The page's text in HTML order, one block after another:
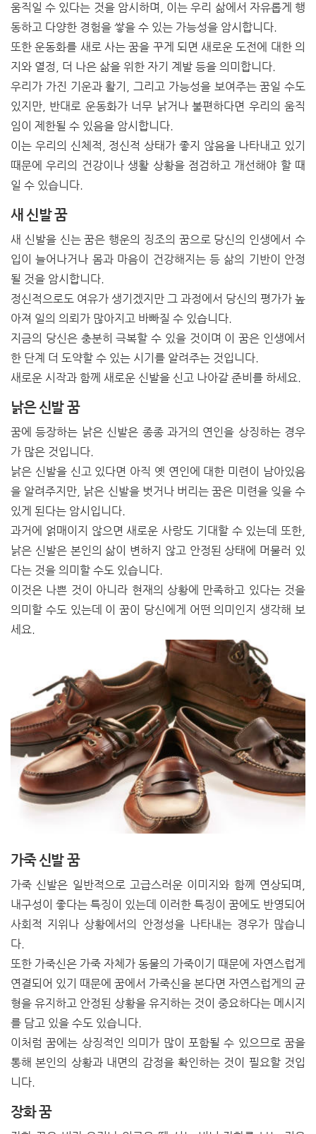
움직일 수 있다는 것을 암시하며, 이는 우리 삶에서 자유롭게 행
동하고 다양한 경험을 쌓을 수 있는 가능성을 암시합니다.
또한 운동화를 새로 사는 꿈을 꾸게 되면 새로운 도전에 대한 의
지와 열정, 더 나은 삶을 위한 자기 계발 등을 의미합니다.
우리가 가진 기운과 활기, 그리고 가능성을 보여주는 꿈일 수도
있지만, 반대로 운동화가 너무 낡거나 불편하다면 우리의 움직
임이 제한될 수 있음을 암시합니다.
이는 우리의 신체적, 정신적 상태가 좋지 않음을 나타내고 있기
때문에 우리의 건강이나 생활 상황을 점검하고 개선해야 할 때
일 수 있습니다.
새 신발 꿈
새 신발을 신는 꿈은 행운의 징조의 꿈으로 당신의 인생에서 수
입이 늘어나거나 몸과 마음이 건강해지는 등 삶의 기반이 안정
될 것을 암시합니다.
정신적으로도 여유가 생기겠지만 그 과정에서 당신의 평가가 높
아져 일의 의뢰가 많아지고 바빠질 수 있습니다.
지금의 당신은 충분히 극복할 수 있을 것이며 이 꿈은 인생에서
한 단계 더 도약할 수 있는 시기를 알려주는 것입니다.
새로운 시작과 함께 새로운 신발을 신고 나아갈 준비를 하세요.
낡은 신발 꿈
꿈에 등장하는 낡은 신발은 종종 과거의 연인을 상징하는 경우
가 많은 것입니다.
낡은 신발을 신고 있다면 아직 옛 연인에 대한 미련이 남아있음
을 알려주지만, 낡은 신발을 벗거나 버리는 꿈은 미련을 잊을 수
있게 된다는 암시입니다.
과거에 얽매이지 않으면 새로운 사랑도 기대할 수 있는데 또한,
낡은 신발은 본인의 삶이 변하지 않고 안정된 상태에 머물러 있
다는 것을 의미할 수도 있습니다.
이것은 나쁜 것이 아니라 현재의 상황에 만족하고 있다는 것을
의미할 수도 있는데 이 꿈이 당신에게 어떤 의미인지 생각해 보
세요.
가죽 신발 꿈
가죽 신발은 일반적으로 고급스러운 이미지와 함께 연상되며,
내구성이 좋다는 특징이 있는데 이러한 특징이 꿈에도 반영되어
사회적 지위나 상황에서의 안정성을 나타내는 경우가 많습니
다.
또한 가죽신은 가죽 자체가 동물의 가죽이기 때문에 자연스럽게
연결되어 있기 때문에 꿈에서 가죽신을 본다면 자연스럽게의 균
형을 유지하고 안정된 상황을 유지하는 것이 중요하다는 메시지
를 담고 있을 수도 있습니다.
이처럼 꿈에는 상징적인 의미가 많이 포함될 수 있으므로 꿈을
통해 본인의 상황과 내면의 감정을 확인하는 것이 필요할 것입
니다.
장화 꿈